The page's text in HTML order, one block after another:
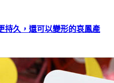
持久，還可以變形的哀鳳產